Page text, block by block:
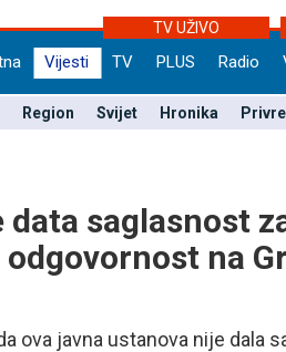
TV UŽIVO
Vijesti TV PLUS Radio
Region Svijet Hronika
data saglasnost
na
ova javna ustanova nije dala